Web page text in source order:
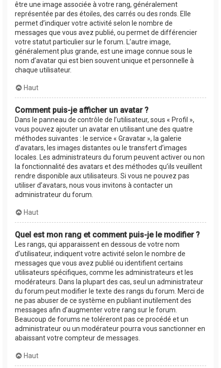
être une image associée à votre rang, généralement
représentée par des étoiles, des carrés ou des ronds. Elle
permet d’indiquer votre activité selon le nombre de
messages que vous avez publié, ou permet de différencier
votre statut particulier sur le forum. L’autre image,
généralement plus grande, est une image connue sous le
nom d’avatar qui est bien souvent unique et personnelle à
chaque utilisateur.
Haut
Comment puis-je afficher un avatar ?
Dans le panneau de contrôle de l’utilisateur, sous « Profil »,
vous pouvez ajouter un avatar en utilisant une des quatre
méthodes suivantes : le service « Gravatar », la galerie
d’avatars, les images distantes ou le transfert d’images
locales. Les administrateurs du forum peuvent activer ou non
la fonctionnalité des avatars et des méthodes qu’ils veuillent
rendre disponible aux utilisateurs. Si vous ne pouvez pas
utiliser d’avatars, nous vous invitons à contacter un
administrateur du forum.
Haut
Quel est mon rang et comment puis-je le modifier ?
Les rangs, qui apparaissent en dessous de votre nom
d’utilisateur, indiquent votre activité selon le nombre de
messages que vous avez publié ou identifient certains
utilisateurs spécifiques, comme les administrateurs et les
modérateurs. Dans la plupart des cas, seul un administrateur
du forum peut modifier le texte des rangs du forum. Merci de
ne pas abuser de ce système en publiant inutilement des
messages afin d’augmenter votre rang sur le forum.
Beaucoup de forums ne toléreront pas ce procédé et un
administrateur ou un modérateur pourra vous sanctionner en
abaissant votre compteur de messages.
Haut